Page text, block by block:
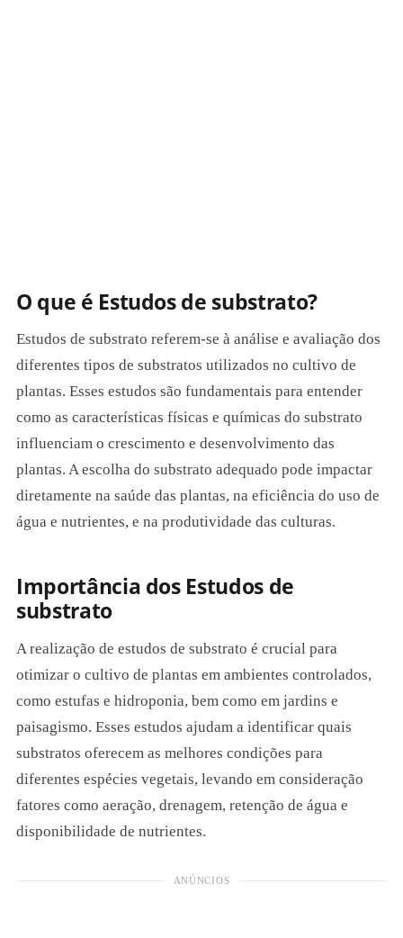
O que é Estudos de substrato?
Estudos de substrato referem-se à análise e avaliação dos
diferentes tipos de substratos utilizados no cultivo de
plantas. Esses estudos são fundamentais para entender
como as características físicas e químicas do substrato
influenciam o crescimento e desenvolvimento das
plantas. A escolha do substrato adequado pode impactar
diretamente na saúde das plantas, na eficiência do uso de
água e nutrientes, e na produtividade das culturas.
Importância dos Estudos de
substrato
A realização de estudos de substrato é crucial para
otimizar o cultivo de plantas em ambientes controlados,
como estufas e hidroponia, bem como em jardins e
paisagismo. Esses estudos ajudam a identificar quais
substratos oferecem as melhores condições para
diferentes espécies vegetais, levando em consideração
fatores como aeração, drenagem, retenção de água e
disponibilidade de nutrientes.
ANÚNCIOS